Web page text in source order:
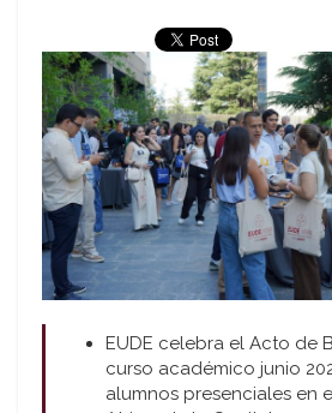
EUDE celebra el Acto de
curso académico junio
alumnos presenciales en